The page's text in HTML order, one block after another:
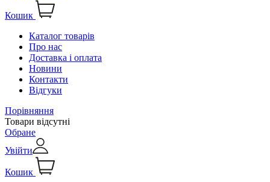
Кошик
Каталог товарів
Про нас
Доставка і оплата
Новини
Контакти
Відгуки
Порівняння
Товари відсутні
Обране
Увійти
Кошик